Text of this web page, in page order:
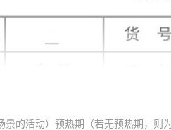
景的活动）预热期（若无预热期，